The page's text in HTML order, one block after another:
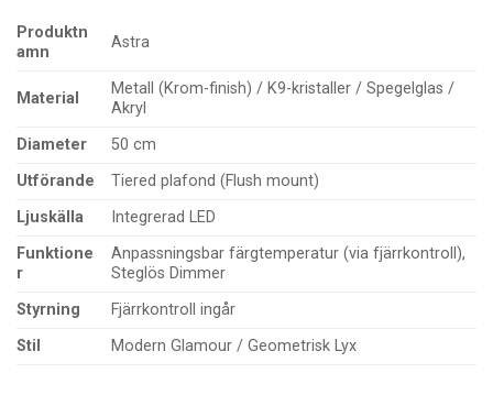
Produktn
amn
Astra
Material
Metall (Krom-finish) / K9-kristaller / Spegelglas /
Akryl
Diameter
50 cm
Utförande
Tiered plafond (Flush mount)
Ljuskälla
Integrerad LED
Funktione
r
Anpassningsbar färgtemperatur (via fjärrkontroll),
Steglös Dimmer
Styrning
Fjärrkontroll ingår
Stil
Modern Glamour / Geometrisk Lyx